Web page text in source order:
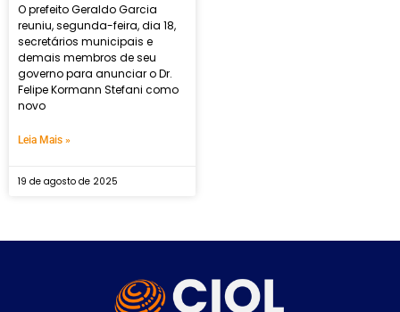
O prefeito Geraldo Garcia
reuniu, segunda-feira, dia 18,
secretários municipais e
demais membros de seu
governo para anunciar o Dr.
Felipe Kormann Stefani como
novo
Leia Mais »
19 de agosto de 2025